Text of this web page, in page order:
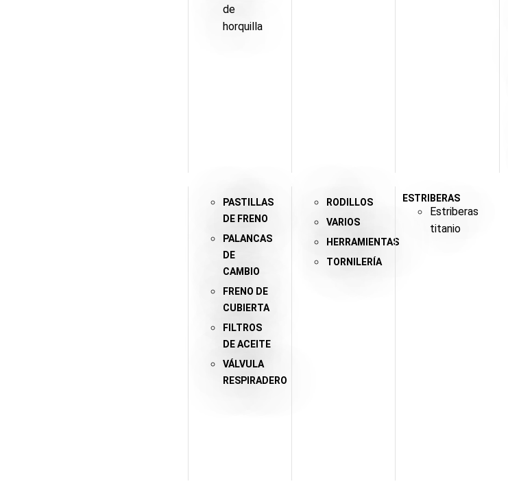
de
horquilla
PASTILLAS
DE FRENO
PALANCAS
DE
CAMBIO
FRENO DE
CUBIERTA
FILTROS
DE ACEITE
VÁLVULA
RESPIRADERO
RODILLOS
VARIOS
HERRAMIENTAS
TORNILERÍA
ESTRIBERAS
Estriberas
titanio